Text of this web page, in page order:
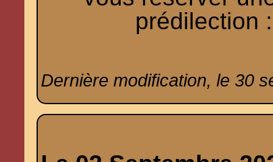
prédilection
Dernière modification, le 30